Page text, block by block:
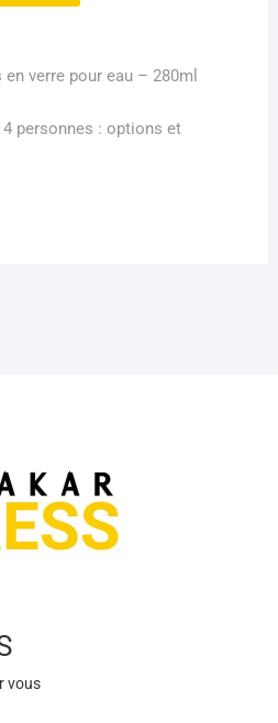
verre pour eau – 280ml
personnes : options et
vous